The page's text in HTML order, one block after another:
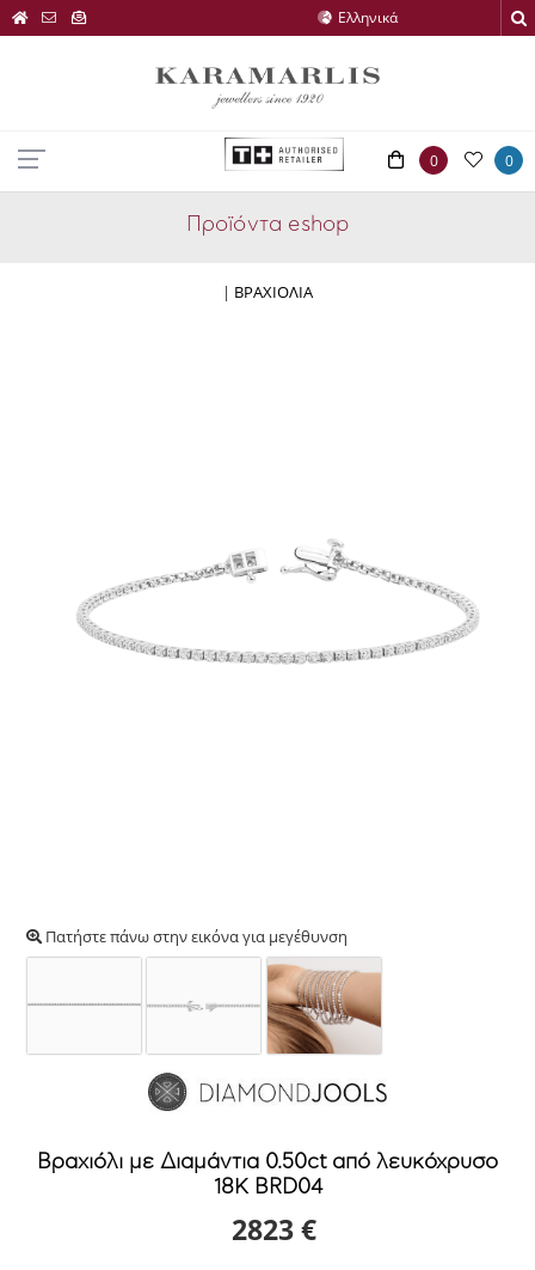
0 0
Προϊόντα eshop
| ΒΡΑΧΙΟΛΙΑ
Πατήστε πάνω στην εικόνα για μεγέθυνση
Βραχιόλι με Διαμάντια 0.50ct από λευκόχρυσο
18Κ BRD04
2823 €